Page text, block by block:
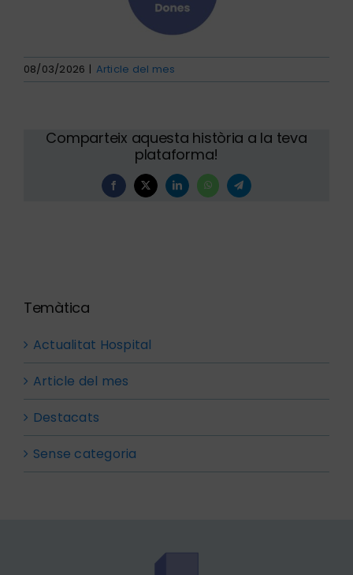
08/03/2026 | Article del mes
Comparteix aquesta història a la teva
plataforma!
Facebook
X LinkedInWhatsAppTelegram
Temàtica
Actualitat Hospital
Article del mes
Destacats
Sense categoria